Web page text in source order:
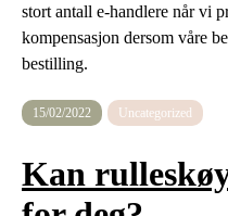
stort antall e-handlere når vi
kompensasjon dersom våre
bestilling.
15/02/2022 Uncategorized
Kan